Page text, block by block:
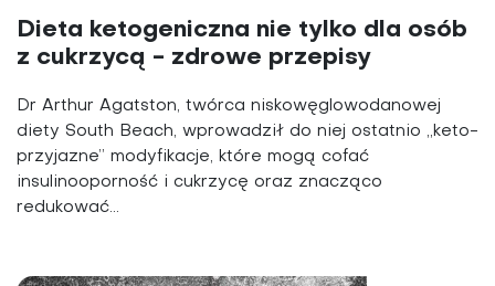
Dieta ketogeniczna nie tylko dla osób
z cukrzycą - zdrowe przepisy
Dr Arthur Agatston, twórca niskowęglowodanowej
diety South Beach, wprowadził do niej ostatnio „keto-
przyjazne” modyfikacje, które mogą cofać
insulinooporność i cukrzycę oraz znacząco
redukować...